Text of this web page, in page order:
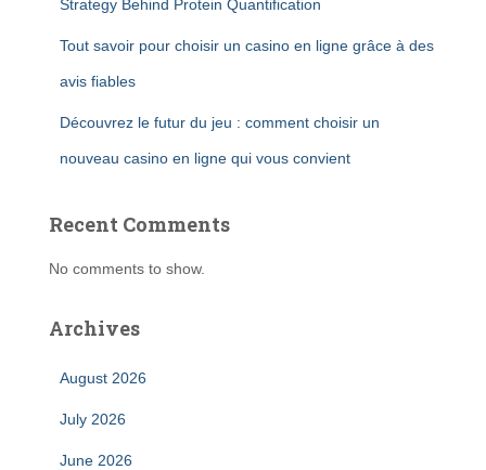
Strategy Behind Protein Quantification
Tout savoir pour choisir un casino en ligne grâce à des
avis fiables
Découvrez le futur du jeu : comment choisir un
nouveau casino en ligne qui vous convient
Recent Comments
No comments to show.
Archives
August 2026
July 2026
June 2026